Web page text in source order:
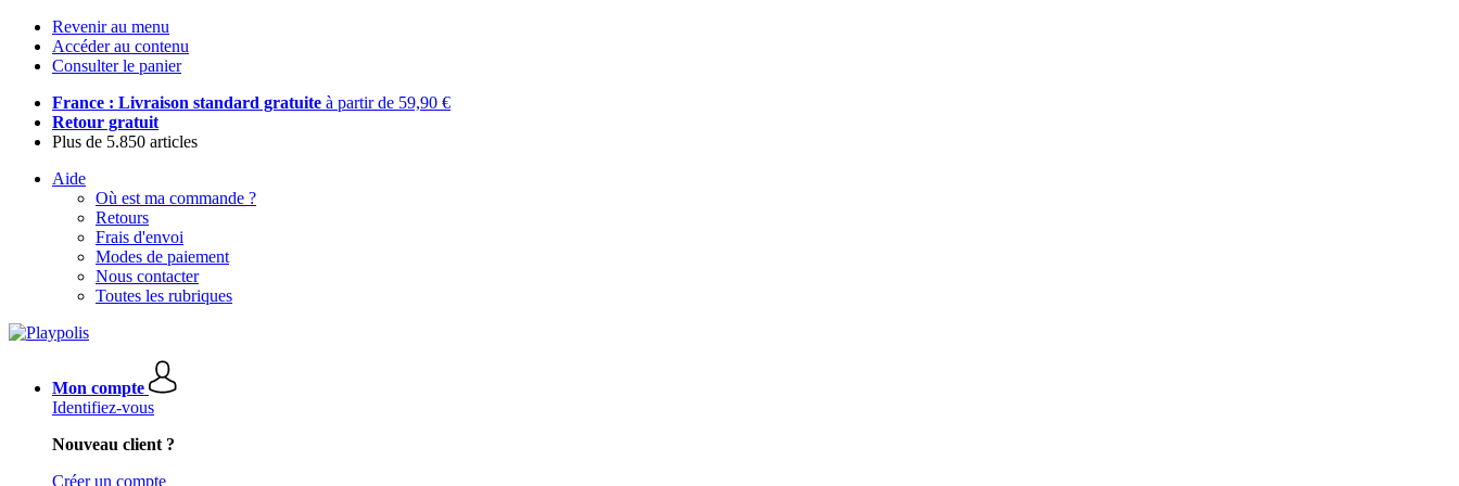
Revenir au menu
Accéder au contenu
Consulter le panier
France : Livraison standard gratuite à partir de 59,90 €
Retour gratuit
Plus de 5.850 articles
Aide
Où est ma commande ?
Retours
Frais d'envoi
Modes de paiement
Nous contacter
Toutes les rubriques
Mon compte
Identifiez-vous
Nouveau client ?
Créer un compte